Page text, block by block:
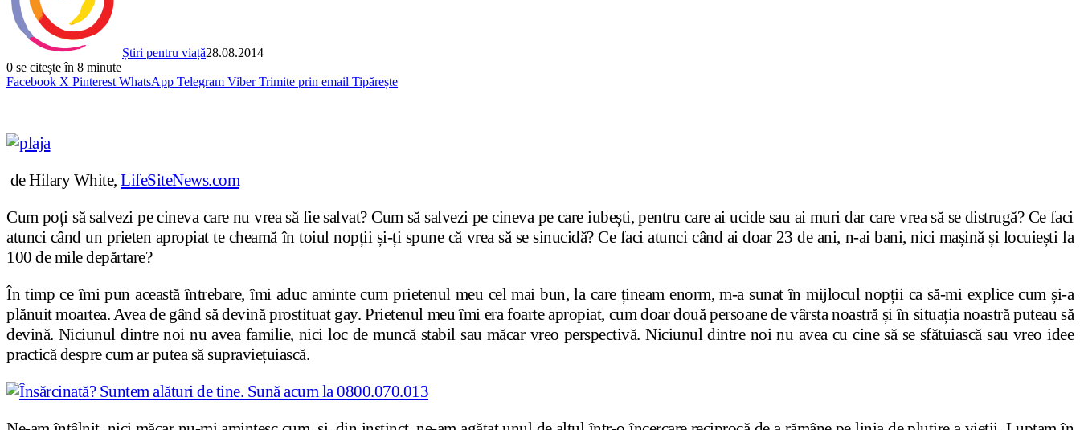
Știri pentru viață28.08.2014
0 se citește în 8 minute
Facebook X Pinterest WhatsApp Telegram Viber Trimite prin email Tipărește
de Hilary White, LifeSiteNews.com
Cum poți să salvezi pe cineva care nu vrea să fie salvat? Cum să salvezi pe cineva pe care iubești, pentru care ai ucide sau ai muri dar care vrea să se distrugă? Ce faci
atunci când un prieten apropiat te cheamă în toiul nopții și-ți spune că vrea să se sinucidă? Ce faci atunci când ai doar 23 de ani, n-ai bani, nici mașină și locuiești la
100 de mile depărtare?
În timp ce îmi pun această întrebare, îmi aduc aminte cum prietenul meu cel mai bun, la care țineam enorm, m-a sunat în mijlocul nopții ca să-mi explice cum și-a
plănuit moartea. Avea de gând să devină prostituat gay. Prietenul meu îmi era foarte apropiat, cum doar două persoane de vârsta noastră și în situația noastră puteau să
devină. Niciunul dintre noi nu avea familie, nici loc de muncă stabil sau măcar vreo perspectivă. Niciunul dintre noi nu avea cu cine să se sfătuiască sau vreo idee
practică despre cum ar putea să supraviețuiască.